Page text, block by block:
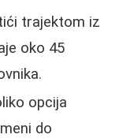
trajektom iz
oko 45
opcija
do